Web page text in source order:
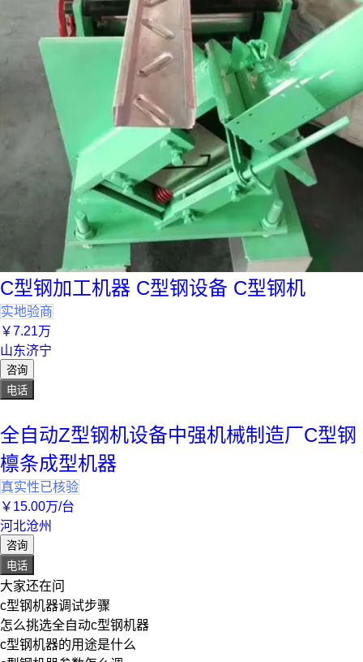
C型钢加工机器 C型钢设备 C型钢机
实地验商
￥7.21万
山东济宁
咨询
电话
全自动Z型钢机设备中强机械制造厂C型钢
檩条成型机器
真实性已核验
￥ 15.00万/台
河北沧州
咨询
电话
大家还在问
c型钢机器调试步骤
怎么挑选全自动c型钢机器
c型钢机器的用途是什么